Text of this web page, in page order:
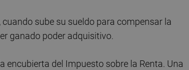
sube su sueldo para compensar la
ganado poder adquisitivo.
encubierta del Impuesto sobre la Renta. Una